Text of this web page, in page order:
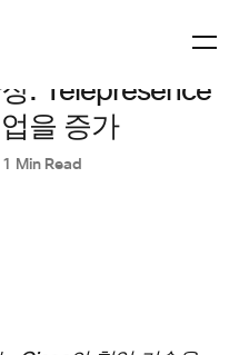
: Telepresence
을 증가
1 Min Read